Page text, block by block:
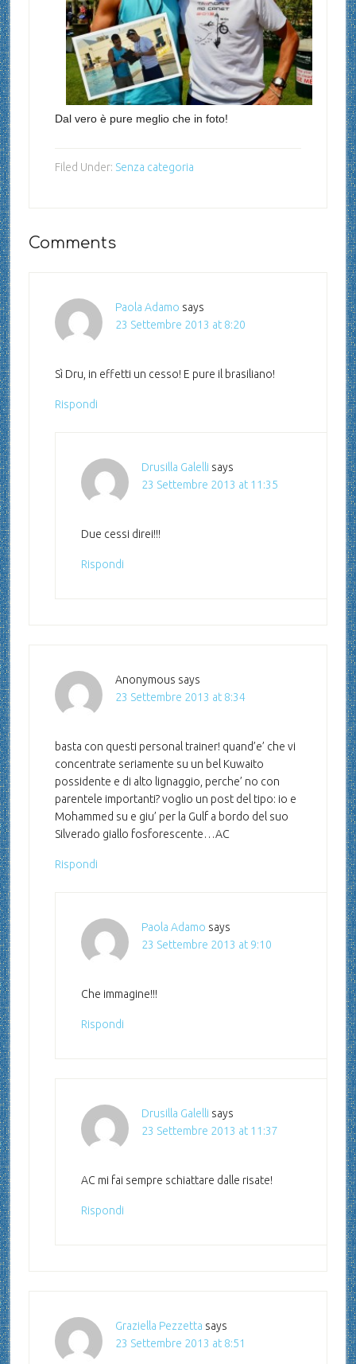
Dal vero è pure meglio che in foto!
Filed Under: Senza categoria
Comments
Paola Adamo says
23 Settembre 2013 at 8:20
Sì Dru, in effetti un cesso! E pure il brasiliano!
Rispondi
Drusilla Galelli says
23 Settembre 2013 at 11:35
Due cessi direi!!!
Rispondi
Anonymous says
23 Settembre 2013 at 8:34
basta con questi personal trainer! quand’e’ che vi
concentrate seriamente su un bel Kuwaito
possidente e di alto lignaggio, perche’ no con
parentele importanti? voglio un post del tipo: io e
Mohammed su e giu’ per la Gulf a bordo del suo
Silverado giallo fosforescente…AC
Rispondi
Paola Adamo says
23 Settembre 2013 at 9:10
Che immagine!!!
Rispondi
Drusilla Galelli says
23 Settembre 2013 at 11:37
AC mi fai sempre schiattare dalle risate!
Rispondi
Graziella Pezzetta says
23 Settembre 2013 at 8:51